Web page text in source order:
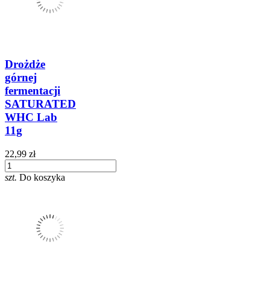
Drożdże
górnej
fermentacji
SATURATED
WHC Lab
11g
22,99 zł
szt. Do koszyka